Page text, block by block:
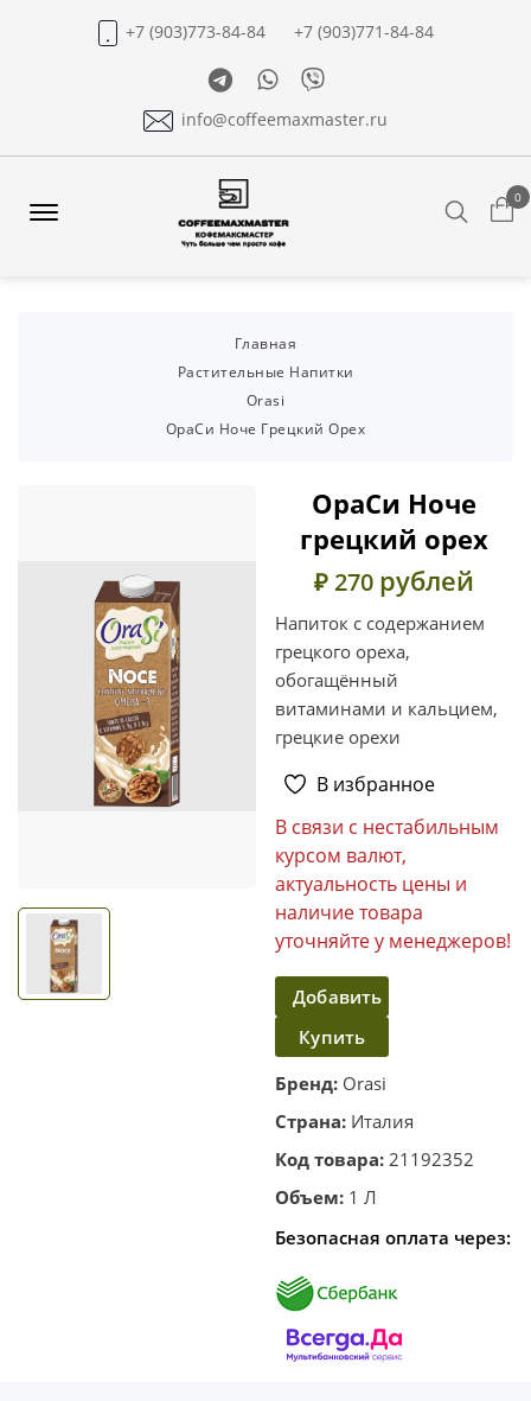
+7 (903)773-84-84
+7 (903)771-84-84
TelegramWhatsapp
Viber
info@coffeemaxmaster.ru
0
Главная
Растительные Напитки
Orasi
ОраСи Ноче Грецкий Орех
ОраСи Ноче
грецкий орех
₽ 270 рублей
Напиток с содержанием
грецкого ореха,
обогащённый
витаминами и кальцием,
грецкие орехи
В избранное
В связи с нестабильным
курсом валют,
актуальность цены и
наличие товара
уточняйте у менеджеров!
Добавить
в
корзину
Купить
в один
клик
Бренд: Orasi
Страна: Италия
Код товара: 21192352
Объем: 1 Л
Безопасная оплата через: